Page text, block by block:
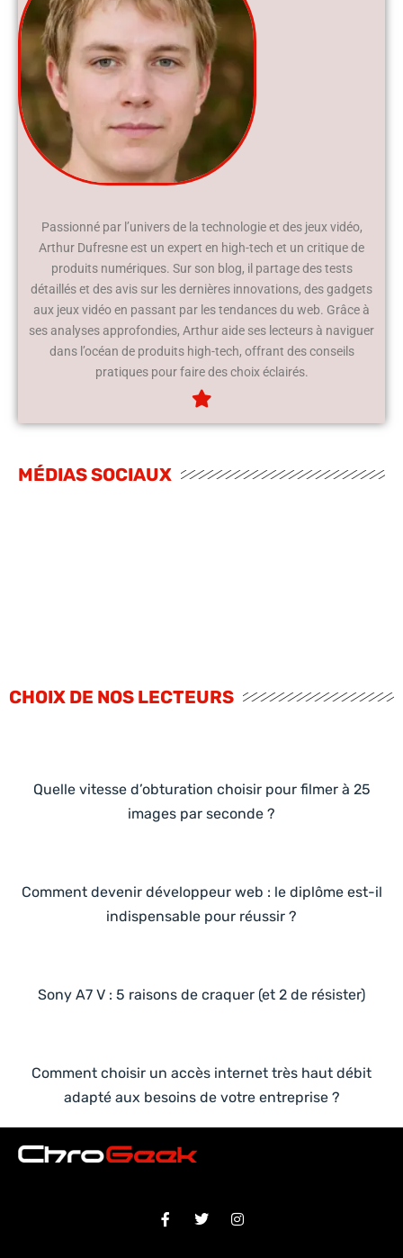
Passionné par l’univers de la technologie et des jeux vidéo,
Arthur Dufresne est un expert en high-tech et un critique de
produits numériques. Sur son blog, il partage des tests
détaillés et des avis sur les dernières innovations, des gadgets
aux jeux vidéo en passant par les tendances du web. Grâce à
ses analyses approfondies, Arthur aide ses lecteurs à naviguer
dans l’océan de produits high-tech, offrant des conseils
pratiques pour faire des choix éclairés.
MÉDIAS SOCIAUX
CHOIX DE NOS LECTEURS
Quelle vitesse d’obturation choisir pour filmer à 25
images par seconde ?
Comment devenir développeur web : le diplôme est-il
indispensable pour réussir ?
Sony A7 V : 5 raisons de craquer (et 2 de résister)
Comment choisir un accès internet très haut débit
adapté aux besoins de votre entreprise ?